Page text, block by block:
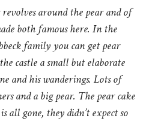
around the pear and of
both famous here. In the
family you can get pear
castle a small but elaborate
and his wanderings. Lots of
and a big pear. The pear cake
all gone, they didn’t expect so